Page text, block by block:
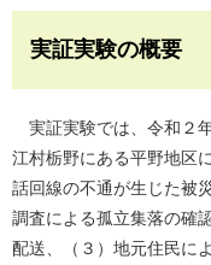
実証実験の概要
実証実験では、令和２
江村栃野にある平野地区
話回線の不通が生じた被
調査による孤立集落の確
配送、（３）地元住民に